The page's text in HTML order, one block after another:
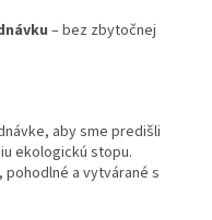
– bez zbytočnej
aby sme predišli
ekologickú stopu.
a vytvárané s